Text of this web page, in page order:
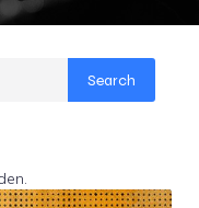
Search